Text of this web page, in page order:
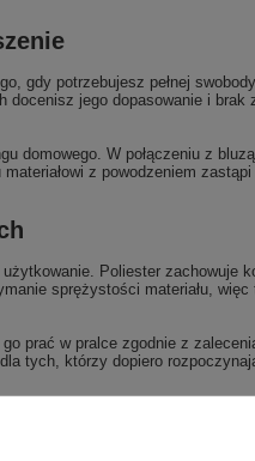
gdy potrzebujesz pełnej
jego dopasowanie i brak
domowego. W połączeniu z
z powodzeniem
Poliester zachowuje
sprężystości materiału,
prać w pralce zgodnie z
tych, którzy dopiero